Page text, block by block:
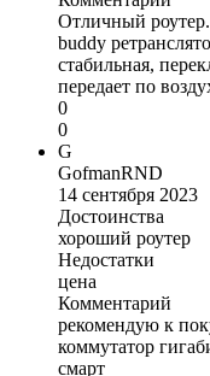
Отличный роутер.
buddy
стабильная,
передает по
0
0
G
GofmanRND
14 сентября 2023
Достоинства
хороший роутер
Недостатки
цена
Комментарий
рекомендую к
коммутатор
смарт